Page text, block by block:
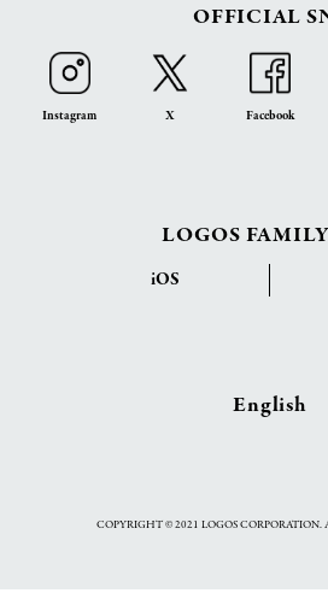
OFFICIAL
Instagram X Facebook
LOGOS
iOS
English
COPYRIGHT © 2021 LOGOS CORPORATION.